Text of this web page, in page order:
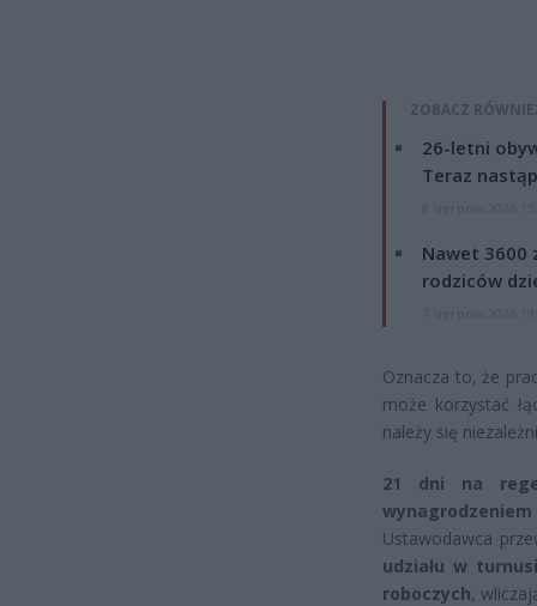
ZOBACZ
26-letni
Teraz
Nawet 3600
rodziców
Oznacza to, że
może korzystać
należy się
21 dni na
wynagrodzeniem
Ustawodawca
udziału w
roboczych,